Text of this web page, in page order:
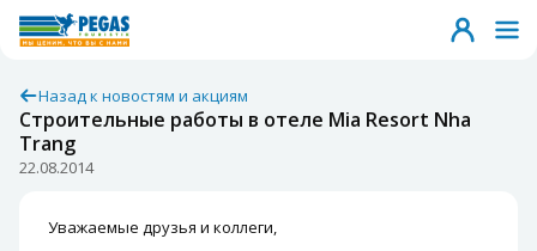
Назад к новостям и акциям
Строительные работы в отеле Mia Resort Nha
Trang
22.08.2014
Уважаемые друзья и коллеги,